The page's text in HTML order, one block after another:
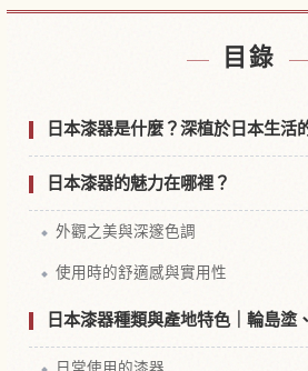
目錄
日本漆器是什麼？深植於日本生活
日本漆器的魅力在哪裡？
外觀之美與深邃色調
使用時的舒適感與實用性
日本漆器種類與產地特色｜輪島塗